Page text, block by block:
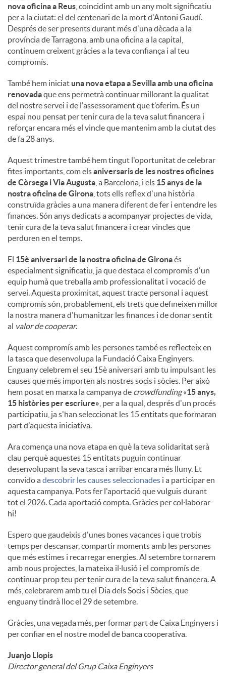
nova oficina a Reus , coincidint amb un any molt significatiu
per a la ciutat: el del centenari de la mort d'Antoni Gaudí.
Després de ser presents durant més d'una dècada a la
província de Tarragona, amb una oficina a la capital,
continuem creixent gràcies a la teva confiança i al teu
compromís.
També hem iniciat una nova etapa a Sevilla amb una oficina
renovadaque ens permetrà continuar millorant la qualitat
del nostre servei i de l'assessorament que t’oferim. És un
espai nou pensat per tenir cura de la teva salut financera i
reforçar encara més el vincle que mantenim amb la ciutat des
de fa 28 anys.
Aquest trimestre també hem tingut l'oportunitat de celebrar
fites importants, com elsaniversaris de les nostres oficines
de Còrsega i Via Augusta , a Barcelona, ​​i els 15 anys de la
nostra oficina de Girona , tots ells reflex d'una història
construïda gràcies a una manera diferent de fer i entendre les
finances. Són anys dedicats a acompanyar projectes de vida,
tenir cura de la teva salut financera i crear vincles que
perduren en el temps.
El 15è aniversari de la nostra oficina de Gironaés
especialment significatiu, ja que destaca el compromís d'un
equip humà que treballa amb professionalitat i vocació de
servei. Aquesta proximitat, aquest tracte personal i aquest
compromís són, probablement, els trets que defineixen millor
la nostra manera d'humanitzar les finances i de donar sentit
al valor de cooperar.
Aquest compromís amb les persones també es reflecteix en
la tasca que desenvolupa la Fundació Caixa Enginyers.
Enguany celebrem el seu 15è aniversari amb tu impulsant les
causes que més importen als nostres socis i sòcies. Per això
hem posat en marxa la campanya de crowdfunding«15 anys,
15 històries per escriure» , per a la qual, després d'un procés
participatiu, ja s'han seleccionat les 15 entitats que formaran
part d'aquesta iniciativa.
Ara comença una nova etapa en què la teva solidaritat serà
clau perquè aquestes 15 entitats puguin continuar
desenvolupant la seva tasca i arribar encara més lluny. Et
convido adescobrir les causes seleccionades i a participar en
aquesta campanya. Pots fer l'aportació que vulguis durant
tot el 2026. Cada aportació compta. Gràcies per col·laborar-
hi!
Espero que gaudeixis d'unes bones vacances i que trobis
temps per descansar, compartir moments amb les persones
que més estimes i recarregar energies. Al setembre tornarem
amb nous projectes, la mateixa il·lusió i el compromís de
continuar prop teu per tenir cura de la teva salut financera. A
més, celebrarem amb tu el Dia dels Socis i Sòcies, que
enguany tindrà lloc el 29 de setembre.
Gràcies, una vegada més, per formar part de Caixa Enginyers i
per confiar en el nostre model de banca cooperativa.
Juanjo Llopis
Director general del Grup Caixa Enginyers